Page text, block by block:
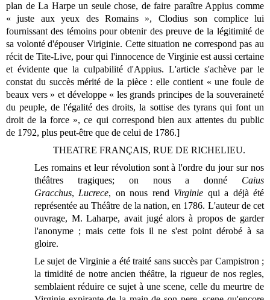
plan de La Harpe un seule chose, de faire paraître Appius comme
« juste aux yeux des Romains », Clodius son complice lui
fournissant des témoins pour obtenir des preuve de la légitimité de
sa volonté d'épouser Viriginie. Cette situation ne correspond pas au
récit de Tite-Live, pour qui l'innocence de Virginie est aussi certaine
et évidente que la culpabilité d'Appius. L'article s'achève par le
constat du succès mérité de la pièce : elle contient « une foule de
beaux vers » et développe « les grands principes de la souveraineté
du peuple, de l'égalité des droits, la sottise des tyrans qui font un
droit de la force », ce qui correspond bien aux attentes du public
de 1792, plus peut-être que de celui de 1786.]
THEATRE FRANÇAIS, RUE DE RICHELIEU.
Les romains et leur révolution sont à l'ordre du jour sur nos
théâtres tragiques; on nous a donné Caius
Gracchus, Lucrece, on nous rend Virginie qui a déjà été
représentée au Théâtre de la nation, en 1786. L'auteur de cet
ouvrage, M. Laharpe, avait jugé alors à propos de garder
l'anonyme ; mais cette fois il ne s'est point dérobé à sa
gloire.
Le sujet de Virginie a été traité sans succès par Campistron ;
la timidité de notre ancien théâtre, la rigueur de nos regles,
semblaient réduire ce sujet à une scene, celle du meurtre de